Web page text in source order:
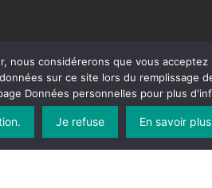
considérerons que vous acceptez
sur ce site lors du remplissage
Données personnelles pour plus
Je refuse En savoir plus